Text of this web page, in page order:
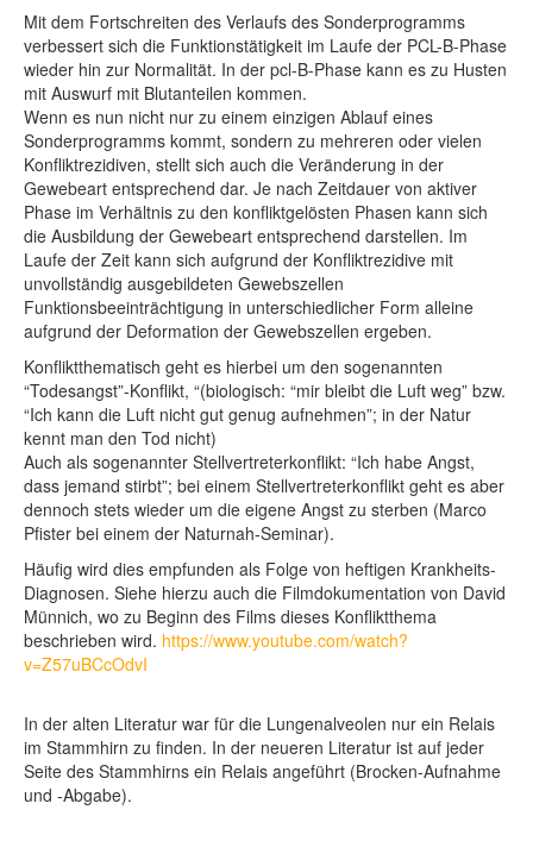
Mit dem Fortschreiten des Verlaufs des Sonderprogramms
verbessert sich die Funktionstätigkeit im Laufe der PCL-B-Phase
wieder hin zur Normalität. In der pcl-B-Phase kann es zu Husten
mit Auswurf mit Blutanteilen kommen.
Wenn es nun nicht nur zu einem einzigen Ablauf eines
Sonderprogramms kommt, sondern zu mehreren oder vielen
Konfliktrezidiven, stellt sich auch die Veränderung in der
Gewebeart entsprechend dar. Je nach Zeitdauer von aktiver
Phase im Verhältnis zu den konfliktgelösten Phasen kann sich
die Ausbildung der Gewebeart entsprechend darstellen. Im
Laufe der Zeit kann sich aufgrund der Konfliktrezidive mit
unvollständig ausgebildeten Gewebszellen
Funktionsbeeinträchtigung in unterschiedlicher Form alleine
aufgrund der Deformation der Gewebszellen ergeben.
Konfliktthematisch geht es hierbei um den sogenannten
“Todesangst”-Konflikt, “(biologisch: “mir bleibt die Luft weg” bzw.
“Ich kann die Luft nicht gut genug aufnehmen”; in der Natur
kennt man den Tod nicht)
Auch als sogenannter Stellvertreterkonflikt: “Ich habe Angst,
dass jemand stirbt”; bei einem Stellvertreterkonflikt geht es aber
dennoch stets wieder um die eigene Angst zu sterben (Marco
Pfister bei einem der Naturnah-Seminar).
Häufig wird dies empfunden als Folge von heftigen Krankheits-
Diagnosen. Siehe hierzu auch die Filmdokumentation von David
Münnich, wo zu Beginn des Films dieses Konfliktthema
beschrieben wird. https://www.youtube.com/watch?
v=Z57uBCcOdvI
In der alten Literatur war für die Lungenalveolen nur ein Relais
im Stammhirn zu finden. In der neueren Literatur ist auf jeder
Seite des Stammhirns ein Relais angeführt (Brocken-Aufnahme
und -Abgabe).